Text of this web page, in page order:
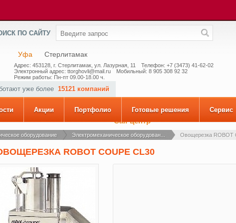
ПО САЙТУ
Уфа Стерлитамак
Адрес: 453128, г. Стерлитамак, ул. Лазурная, 11
Телефон: +7 (3473) 41-62-02
Электронный адрес: ttorghovli@mail.ru
Мобильный: 8 905 308 92 32
Режим работы: Пн-пт 09.00-18.00 ч.
Call-центр
уже более 15121 компаний
Акции Портфолио Готовые решения Сервис
оборудование Электромеханическое оборудован... Овощерезка ROBOT
ROBOT COUPE CL30